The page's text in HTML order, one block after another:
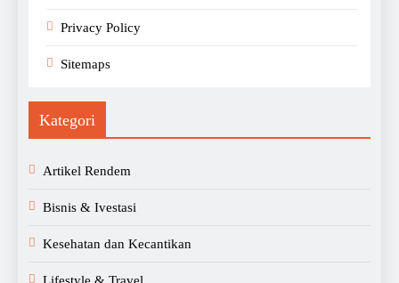
Privacy Policy
Sitemaps
Kategori
Artikel Rendem
Bisnis & Ivestasi
Kesehatan dan Kecantikan